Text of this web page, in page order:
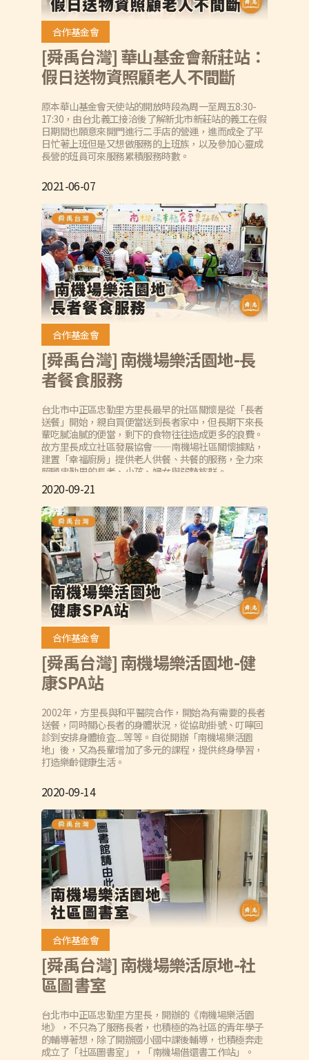
合作基金會
[舜禹台灣] 華山基金會新莊站：
假日送物資照顧老人不間斷
原本華山基金會天使站的開放時段為周一至周五8:30-
17:30，由台北義工接洽後了解新北市新莊站的義工在假
日期間也願意來開門進行二手店的營運，進而成全了平
日忙著上班但是又想做服務的上班族，以及參加心靈成
長營的班員可來服務累積服務時數。
2021-06-07
合作基金會
[舜禹台灣] 南機場樂活園地-長
者餐食服務
台北市中正區忠勤里方里長最早的社區關懷是從「長者
送餐」開始，親自買便當送到長者家中，但長期下來長
輩吃膩油膩的便當，剩下的食物往往造成更多的浪費。
故方里長成立社區發展協會——南機場社區關懷據點，
建置「幸福廚房」提供老人供餐、共餐的服務，全力來
照顧忠勤里的長者、小孩、婦女與弱勢族群。
2020-09-21
合作基金會
[舜禹台灣] 南機場樂活園地-健
康SPA站
2002年，方里長與和平醫院合作，開始為有需要的長者
送餐，同時關心長者的身體狀況，從協助掛號、叮嚀回
診到安排身體檢査.....等等。自從開辦「南機場樂活園
地」後，又為長輩增加了多元的課程，提供終身學習，
打造樂齡健康生活。
2020-09-14
合作基金會
[舜禹台灣] 南機場樂活原地-社
區圖書室
台北市中正區忠勤里方里長，開辦的《南機場樂活園
地》，不只為了服務長者，也積極的為社區的青年學子
的輔導著想，除了開辦國小國中課後輔導，也積極奔走
成立了「社區圖書室」，「南機場借還書工作站」。